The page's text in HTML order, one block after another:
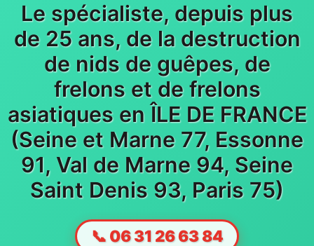
Le spécialiste, depuis plus
de 25 ans, de la destruction
de nids de guêpes, de
frelons et de frelons
asiatiques en ÎLE DE FRANCE
(Seine et Marne 77, Essonne
91, Val de Marne 94, Seine
Saint Denis 93, Paris 75)
📞 06 31 26 63 84